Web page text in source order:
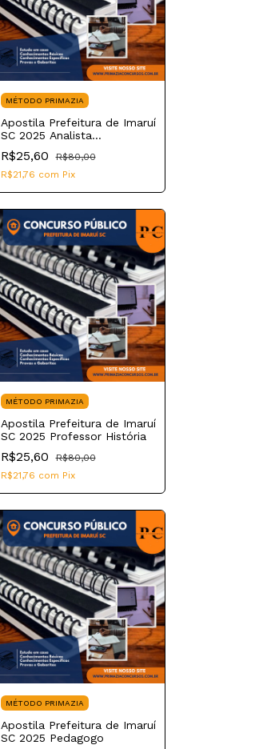
MÉTODO PRIMAZIA
Apostila Prefeitura de Imaruí
SC 2025 Analista
Administrativo
R$25,60
R$80,00
R$21,76 com Pix
MÉTODO PRIMAZIA
Apostila Prefeitura de Imaruí
SC 2025 Professor História
R$25,60
R$80,00
R$21,76 com Pix
MÉTODO PRIMAZIA
Apostila Prefeitura de Imaruí
SC 2025 Pedagogo